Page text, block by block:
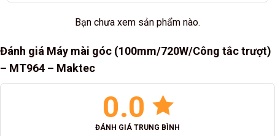
Bạn chưa xem sản phẩm nào.
Đánh giá Máy mài góc (100mm/720W/Công tắc trượt)
– MT964 – Maktec
0.0
ĐÁNH GIÁ TRUNG BÌNH